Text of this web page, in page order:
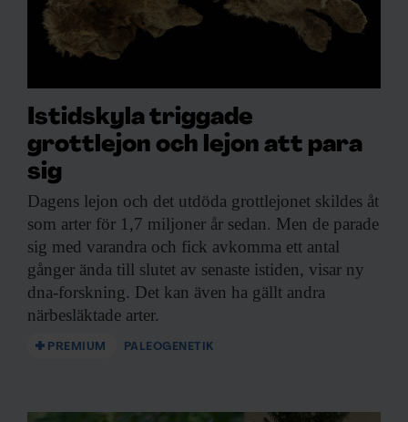
Istidskyla triggade
grottlejon och lejon att para
sig
Dagens lejon och det utdöda grottlejonet skildes åt
som arter för 1,7 miljoner år sedan. Men de parade
sig med varandra och fick avkomma ett antal
gånger ända till slutet av senaste istiden, visar ny
dna-forskning. Det kan även ha gällt andra
närbesläktade arter.
PREMIUM PALEOGENETIK